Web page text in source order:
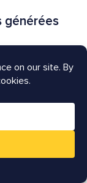
générées
, mais
?
avez
article, vous
des images.
de
pour